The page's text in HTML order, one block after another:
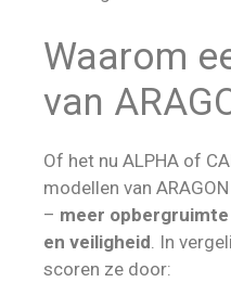
Waarom
van
Of het nu ALPHA of
modellen van
– meer
en veiligheid . In
scoren ze door: